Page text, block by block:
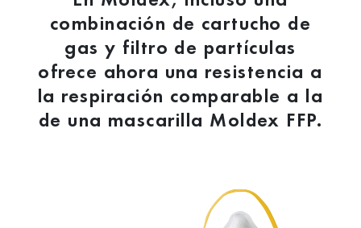
combinación de cartucho de
gas y filtro de partículas
ofrece ahora una resistencia a
la respiración comparable a la
de una mascarilla Moldex FFP.